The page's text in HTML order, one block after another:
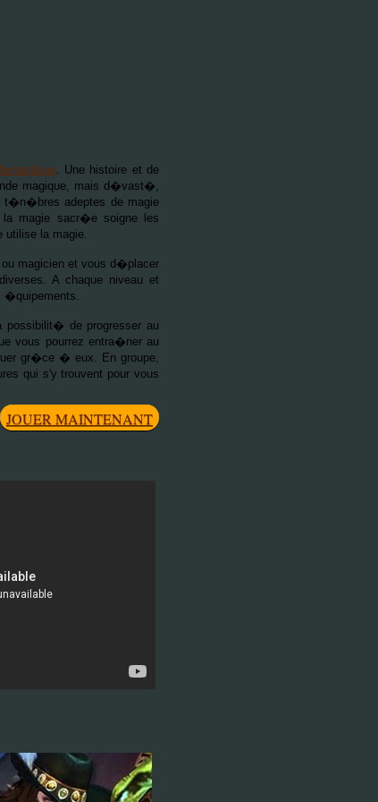
. Une histoire et de
magique, mais d�vast�,
adeptes de magie
magie sacr�e soigne les
la magie.
ou magicien et vous d�placer
A chaque niveau et
possibilit� de progresser au
vous pourrez entra�ner au
gr�ce � eux. En groupe,
qui s'y trouvent pour vous
JOUER MAINTENANT